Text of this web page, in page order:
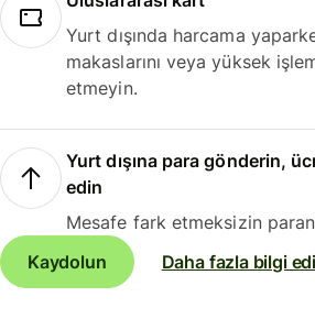
Yurt dışında harcama
makaslarını veya yüksek
etmeyin.
Yurt dışına para gönderin,
edin
Mesafe fark etmeksizin
Kaydolun
Daha fazla bilgi